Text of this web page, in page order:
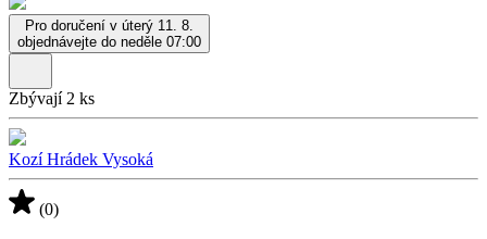
Pro doručení v úterý 11. 8.
objednávejte do neděle 07:00
Zbývají 2 ks
Kozí Hrádek Vysoká
(0)